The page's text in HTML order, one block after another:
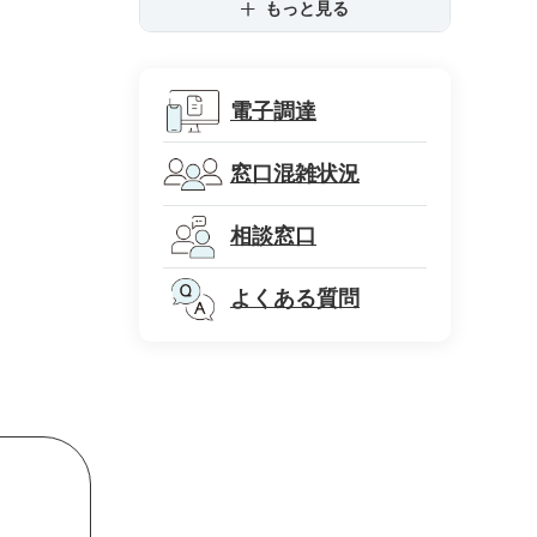
もっと見る
電子調達
窓口混雑状況
相談窓口
よくある質問